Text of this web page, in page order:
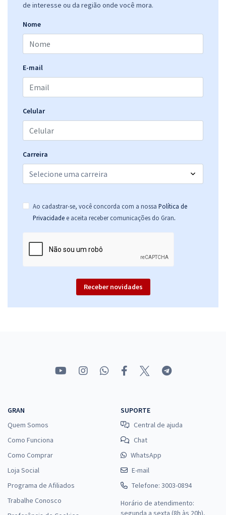
de interesse ou da região onde você mora.
Nome
E-mail
Celular
Carreira
Ao cadastrar-se, você concorda com a nossa Política de
Privacidade e aceita receber comunicações do Gran.
Receber novidades
GRAN
Quem Somos
Como Funciona
Como Comprar
Loja Social
Programa de Afiliados
Trabalhe Conosco
SUPORTE
Central de ajuda
Chat
WhatsApp
E-mail
Telefone: 3003-0894
Horário de atendimento:
segunda a sexta (8h às 20h),